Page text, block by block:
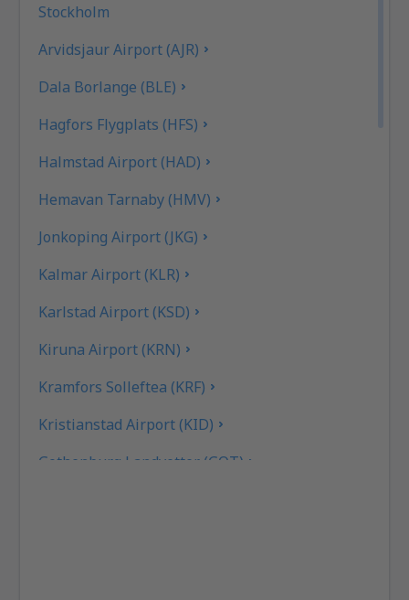
Stockholm
Arvidsjaur Airport (AJR)
Dala Borlange (BLE)
Hagfors Flygplats (HFS)
Halmstad Airport (HAD)
Hemavan Tarnaby (HMV)
Jonkoping Airport (JKG)
Kalmar Airport (KLR)
Karlstad Airport (KSD)
Kiruna Airport (KRN)
Kramfors Solleftea (KRF)
Kristianstad Airport (KID)
Gothenburg Landvetter (GOT)